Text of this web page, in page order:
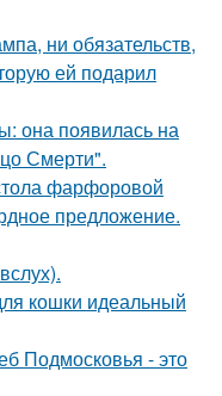
ни обязательств,
ей подарил
она появилась на
Смерти".
фарфоровой
предложение.
кошки идеальный
Подмосковья - это